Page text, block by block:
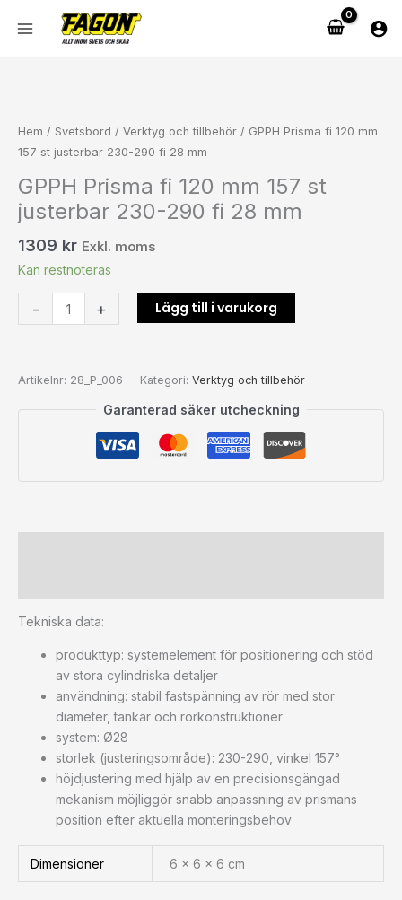
Hem / Svetsbord / Verktyg och tillbehör / GPPH Prisma fi 120 mm
157 st justerbar 230-290 fi 28 mm
GPPH Prisma fi 120 mm 157 st
justerbar 230-290 fi 28 mm
1309 kr Exkl. moms
Kan restnoteras
-
fi
120
157
st
230-
290
fi
+ Lägg till i varukorg
Artikelnr: 28_P_006 Kategori: Verktyg och tillbehör
Garanterad säker utcheckning
Tekniska data:
produkttyp: systemelement för positionering och stöd
av stora cylindriska detaljer
användning: stabil fastspänning av rör med stor
diameter, tankar och rörkonstruktioner
system: Ø28
storlek (justeringsområde): 230-290, vinkel 157°
höjdjustering med hjälp av en precisionsgängad
mekanism möjliggör snabb anpassning av prismans
position efter aktuella monteringsbehov
Dimensioner 6 × 6 × 6 cm
mm
157
mm
mängd